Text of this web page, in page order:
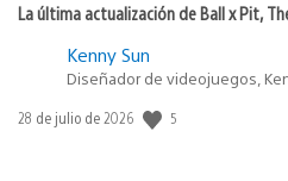
La última actualización de Ball x Pit,
Kenny Sun
Diseñador de videojuegos,
Fecha
28 de julio de 2026 5